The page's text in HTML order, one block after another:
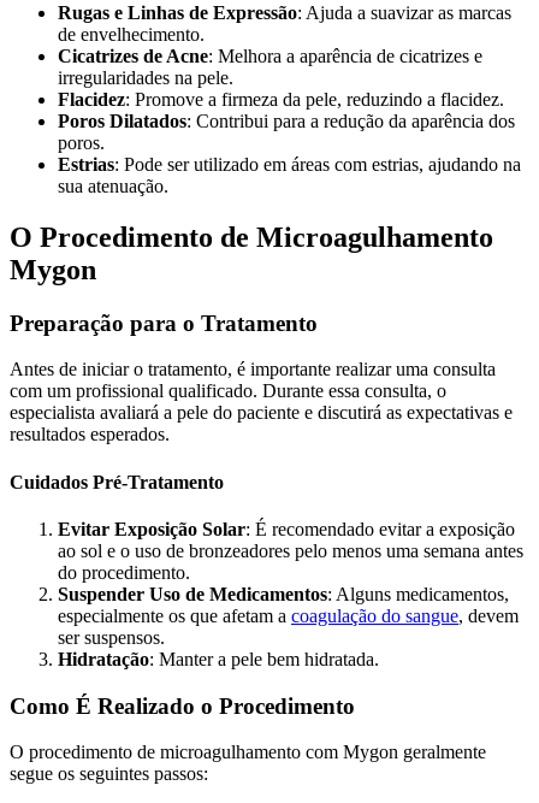
Rugas e Linhas de Expressão: Ajuda a suavizar as marcas
de envelhecimento.
Cicatrizes de Acne: Melhora a aparência de cicatrizes e
irregularidades na pele.
Flacidez: Promove a firmeza da pele, reduzindo a flacidez.
Poros Dilatados: Contribui para a redução da aparência dos
poros.
Estrias: Pode ser utilizado em áreas com estrias, ajudando na
sua atenuação.
O Procedimento de Microagulhamento
Mygon
Preparação para o Tratamento
Antes de iniciar o tratamento, é importante realizar uma consulta
com um profissional qualificado. Durante essa consulta, o
especialista avaliará a pele do paciente e discutirá as expectativas e
resultados esperados.
Cuidados Pré-Tratamento
Evitar Exposição Solar: É recomendado evitar a exposição
ao sol e o uso de bronzeadores pelo menos uma semana antes
do procedimento.
Suspender Uso de Medicamentos: Alguns medicamentos,
especialmente os que afetam a coagulação do sangue, devem
ser suspensos.
Hidratação: Manter a pele bem hidratada.
Como É Realizado o Procedimento
O procedimento de microagulhamento com Mygon geralmente
segue os seguintes passos: